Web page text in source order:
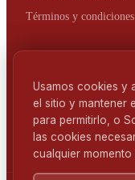
Términos y condiciones
Mantente al día de las
Usamos cookies y
el sitio y mantener
para permitirlo, o
las cookies
cualquier momento